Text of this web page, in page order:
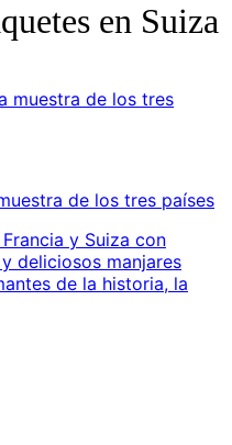
en Suiza
de los tres países
y Suiza con
deliciosos manjares
de la historia, la